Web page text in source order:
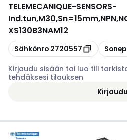
TELEMECANIQUE-SENSORS-
XS130B3NAM12
Kopioi
Sähkönro 2720557 Kopioi
Kirjaudu sisään tai luo tili
tehdäksesi tilauksen
Kirjaudu